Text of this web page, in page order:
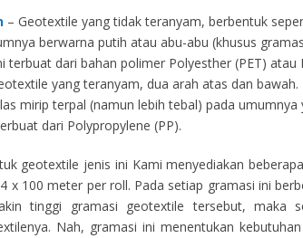
– Geotextile yang tidak teranyam, berbentuk
berwarna putih atau abu-abu (khusus
terbuat dari bahan polimer Polyesther (PET) atau
yang teranyam, dua arah atas dan
mirip terpal (namun lebih tebal) pada umumnya
dari Polypropylene (PP).
geotextile jenis ini Kami menyediakan
x 100 meter per roll. Pada setiap gramasi ini
tinggi gramasi geotextile tersebut, maka
Nah, gramasi ini menentukan